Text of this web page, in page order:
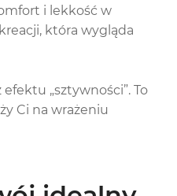
i lekkość w
która wygląda
„sztywności”. To
Ci na wrażeniu